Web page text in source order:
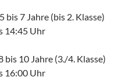
7 Jahre (bis 2. Klasse)
14:45 Uhr
10 Jahre (3./4. Klasse)
16:00 Uhr